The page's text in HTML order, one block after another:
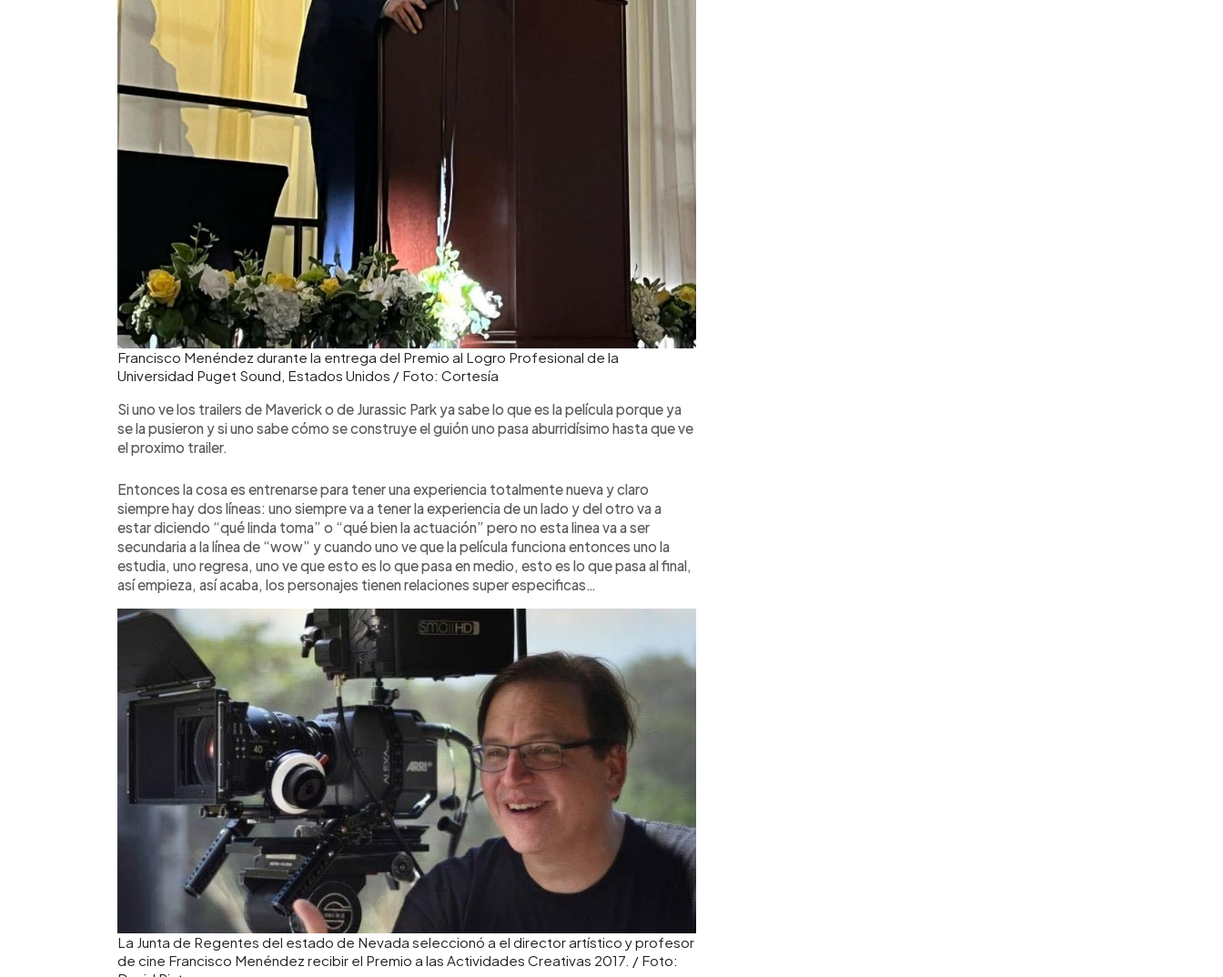
Francisco Menéndez durante la entrega del Premio al Logro Profesional de la
Universidad Puget Sound, Estados Unidos / Foto: Cortesía
Si uno ve los trailers de Maverick o de Jurassic Park ya sabe lo que es la película porque ya
se la pusieron y si uno sabe cómo se construye el guión uno pasa aburridísimo hasta que ve
el proximo trailer.
Entonces la cosa es entrenarse para tener una experiencia totalmente nueva y claro
siempre hay dos líneas: uno siempre va a tener la experiencia de un lado y del otro va a
estar diciendo “qué linda toma” o “qué bien la actuación” pero no esta linea va a ser
secundaria a la línea de “wow” y cuando uno ve que la película funciona entonces uno la
estudia, uno regresa, uno ve que esto es lo que pasa en medio, esto es lo que pasa al final,
así empieza, así acaba, los personajes tienen relaciones super especificas…
La Junta de Regentes del estado de Nevada seleccionó a el director artístico y profesor
de cine Francisco Menéndez recibir el Premio a las Actividades Creativas 2017. / Foto: